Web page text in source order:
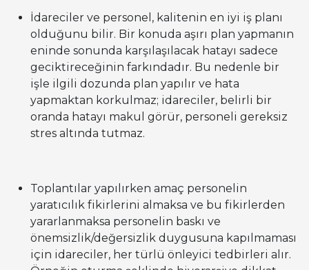
İdareciler ve personel, kalitenin en iyi iş planı
olduğunu bilir. Bir konuda aşırı plan yapmanın
eninde sonunda karşılaşılacak hatayı sadece
geciktireceğinin farkındadır. Bu nedenle bir
işle ilgili dozunda plan yapılır ve hata
yapmaktan korkulmaz; idareciler, belirli bir
oranda hatayı makul görür, personeli gereksiz
stres altında tutmaz.
Toplantılar yapılırken amaç personelin
yaratıcılık fikirlerini almaksa ve bu fikirlerden
yararlanmaksa personelin baskı ve
önemsizlik/değersizlik duygusuna kapılmaması
için idareciler, her türlü önleyici tedbirleri alır.